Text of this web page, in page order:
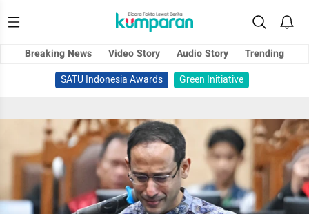
Breaking News Video Story Audio Story
Trending
SATU Indonesia Awards
Green Initiative